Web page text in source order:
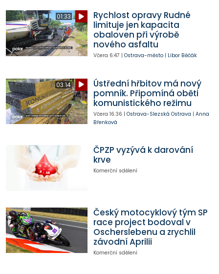
01:33
Rychlost opravy Rudné
limituje jen kapacita
obaloven při výrobě
nového asfaltu
Včera 6:47 | Ostrava-město| Libor Běčák
03:14
Ústřední hřbitov má nový
pomník. Připomíná oběti
komunistického režimu
Včera 16:36 | Ostrava-Slezská Ostrava | Anna
Břenková
ČPZP vyzývá k darování
krve
Komerční sdělení
Český motocyklový tým SP
race project bodoval v
Oscherslebenu a zrychlil
závodní Aprilii
Komerční sdělení